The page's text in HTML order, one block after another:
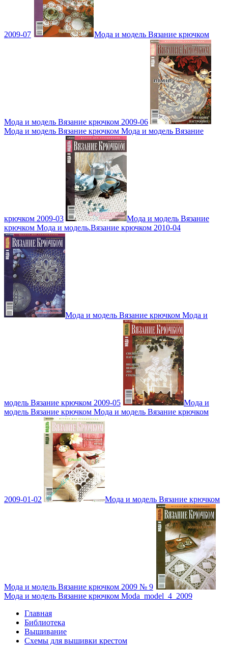
2009-07 Мода и модель Вязание крючком
Мода и модель Вязание крючком 2009-06
Мода и модель Вязание крючком Мода и модель Вязание
крючком 2009-03
Мода и модель Вязание
крючком Мода и модель.Вязание крючком 2010-04
Мода и модель Вязание крючком Мода и
модель Вязание крючком 2009-05
Мода и
модель Вязание крючком Мода и модель Вязание крючком
2009-01-02 Мода и модель Вязание крючком
Мода и модель Вязание крючком 2009 № 9
Мода и модель Вязание крючком Moda_model_4_2009
Главная
Библиотека
Вышивание
Схемы для вышивки крестом